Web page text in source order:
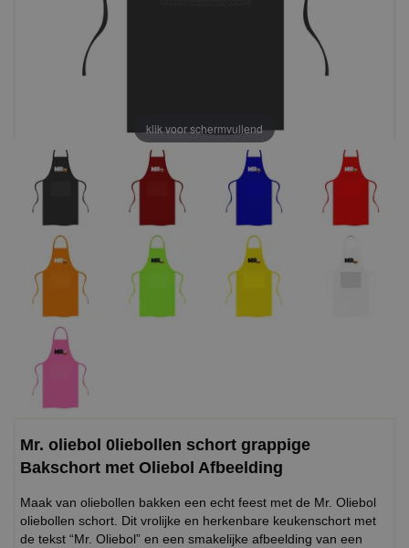
klik voor schermvullend
Mr. oliebol 0liebollen schort grappige
Bakschort met Oliebol Afbeelding
Maak van oliebollen bakken een echt feest met de Mr. Oliebol
oliebollen schort. Dit vrolijke en herkenbare keukenschort met
de tekst “Mr. Oliebol” en een smakelijke afbeelding van een